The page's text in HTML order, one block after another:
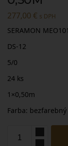
277,00 € s DPH
SERAMON
DS-12
5/0
24 ks
1×0,50m
Farba: bezfarebný